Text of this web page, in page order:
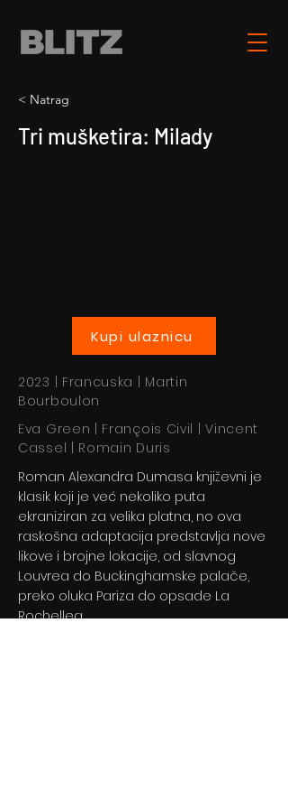
< Natrag
Tri mušketira: Milady
Kupi ulaznicu
2023 | Francuska | Martin
Bourboulon
Eva Green | François Civil | Vincent
Cassel | Romain Duris
Roman Alexandra Dumasa književni je
klasik koji je već nekoliko puta
ekraniziran za velika platna, no ova
raskošna adaptacija predstavlja nove
likove i brojne lokacije, od slavnog
Louvrea do Buckinghamske palače,
preko oluka Pariza do opsade La
Rochellea...